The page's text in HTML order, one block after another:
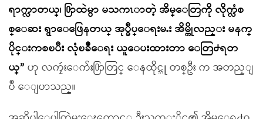
ရာက္လာတယ္၊ ႐ြာထဲမွာ မသကၤာတဲ့ အိမ္ေတြကို လိုက္လံစ
စ္ေဆး ရွာေဖြေနတယ္ အုပ္ခ်ဳပ္ေရးမႉး အိမ္ကိုလည္း မနက္
ပိုင္းကစၿပီး လုံၿခဳံေရး ယူေပးထားတာ ေတြ႕ရတ
ယ္” ဟု လကၠဴးေက်း႐ြာတြင္ ေနထိုင္သူ တစ္ဦး က အတည္ျ
ပဳ ေျပာသည္။